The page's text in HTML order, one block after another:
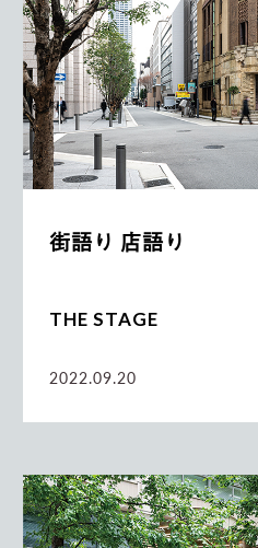
街語り 店語り
THE STAGE
2022.09.20